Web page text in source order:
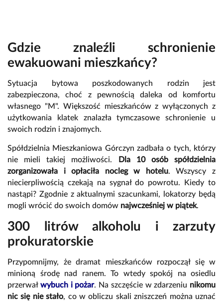
Gdzie znaleźli schronienie
ewakuowani mieszkańcy?
Sytuacja bytowa poszkodowanych rodzin jest
zabezpieczona, choć z pewnością daleka od komfortu
własnego "M". Większość mieszkańców z wyłączonych z
użytkowania klatek znalazła tymczasowe schronienie u
swoich rodzin i znajomych.
Spółdzielnia Mieszkaniowa Górczyn zadbała o tych, którzy
nie mieli takiej możliwości.
Dla 10 osób spółdzielnia
zorganizowała i opłaciła nocleg w hotelu. Wszyscy z
niecierpliwością czekają na sygnał do powrotu. Kiedy to
nastąpi? Zgodnie z aktualnymi szacunkami, lokatorzy będą
mogli wrócić do swoich domów najwcześniej w piątek.
300 litrów alkoholu i zarzuty
prokuratorskie
Przypomnijmy, że dramat mieszkańców rozpoczął się w
minioną środę nad ranem. To wtedy spokój na osiedlu
przerwał wybuch i pożar. Na szczęście w zdarzeniu nikomu
nic się nie stało, co w obliczu skali zniszczeń można uznać